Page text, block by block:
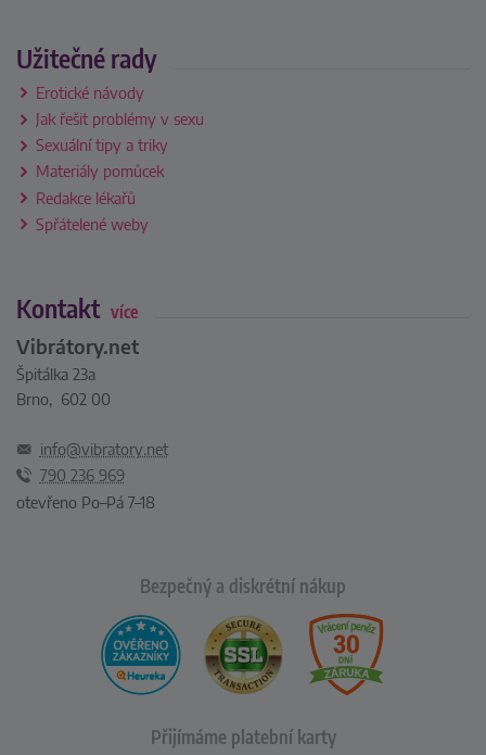
Užitečné rady
Erotické návody
Jak řešit problémy v sexu
Sexuální tipy a triky
Materiály pomůcek
Redakce lékařů
Spřátelené weby
Kontakt více
Vibrátory.net
Špitálka 23a
Brno, 602 00
info@vibratory.net
790 236 969
otevřeno Po–Pá 7–18
Bezpečný a diskrétní nákup
Přijímáme platební karty